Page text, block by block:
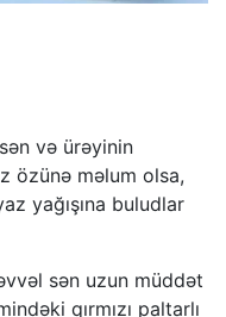
və ürəyinin
özünə məlum olsa,
yağışına buludlar
sən uzun müddət
qırmızı paltarlı